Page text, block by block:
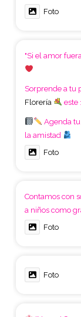
Foto
"Si el amor
Sorprende a tu
Florería
este
Agenda
la amistad
Foto
Contamos con
a niños como
Foto
Foto